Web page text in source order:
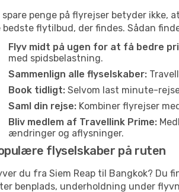
penge på flyrejser betyder ikke,
bedste flytilbud, der findes. Sådan
Flyv midt på ugen for at få bedre
med spidsbelastning.
Sammenlign alle flyselskaber:
Book tidligt: Selvom last minute-
Saml din rejse: Kombiner flyrejser
Bliv medlem af Travellink Prime:
ændringer og aflysninger.
flyselskaber på ruten
du fra Siem Reap til Bangkok? Du
benplads, underholdning under